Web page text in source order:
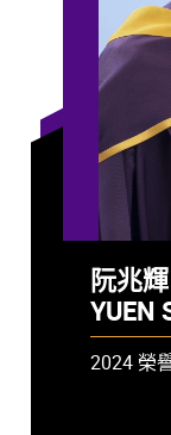
阮兆輝
YUEN
2024 榮